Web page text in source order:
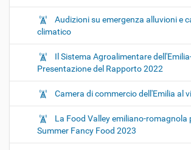
Audizioni su emergenza alluvioni e
climatico
Il Sistema Agroalimentare
Presentazione del Rapporto 2022
Camera di commercio dell'Emilia al
La Food Valley emiliano-romagnola
Summer Fancy Food 2023